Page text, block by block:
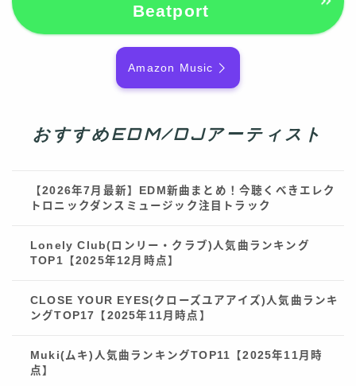
Beatport
Amazon Music
おすすめEDM/DJアーティスト
【2026年7月最新】EDM新曲まとめ！今聴くべきエレク
トロニックダンスミュージック注目トラック
Lonely Club(ロンリー・クラブ)人気曲ランキング
TOP1【2025年12月時点】
CLOSE YOUR EYES(クローズユアアイズ)人気曲ランキ
ングTOP17【2025年11月時点】
Muki(ムキ)人気曲ランキングTOP11【2025年11月時
点】